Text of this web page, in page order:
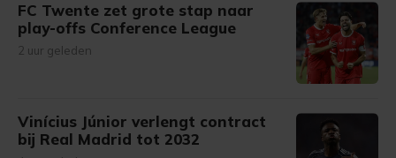
onze cookiepagina kun je ons cookiebeleid bekijken en je
gemaakte keuze altijd wijzigen of intrekken.
FC Twente zet grote stap naar
play-offs Conference League
2 uur geleden
Vinícius Júnior verlengt contract
bij Real Madrid tot 2032